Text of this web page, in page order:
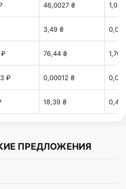
46,0027 ₴
3,49 ₴
₽ 76,44 ₴ 1,70
₽ 0,00012 ₴
18,39 ₴ 0,40
ПРЕДЛОЖЕНИЯ